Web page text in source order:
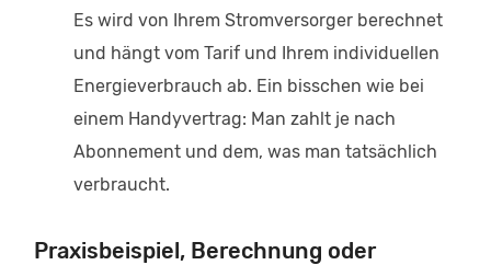
Es wird von Ihrem Stromversorger berechnet
und hängt vom Tarif und Ihrem individuellen
Energieverbrauch ab. Ein bisschen wie bei
einem Handyvertrag: Man zahlt je nach
Abonnement und dem, was man tatsächlich
verbraucht.
Praxisbeispiel, Berechnung oder